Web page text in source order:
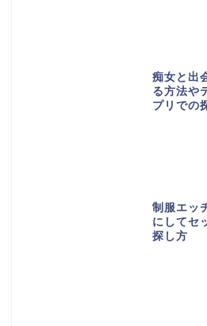
痴女と出
る方法や
プリでの
制服エッ
にしてセ
探し方